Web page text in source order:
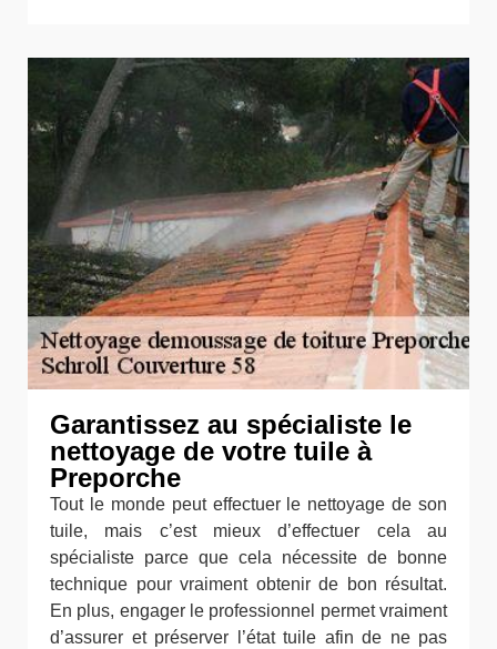
Garantissez au spécialiste le
nettoyage de votre tuile à
Preporche
Tout le monde peut effectuer le nettoyage de son
tuile, mais c’est mieux d’effectuer cela au
spécialiste parce que cela nécessite de bonne
technique pour vraiment obtenir de bon résultat.
En plus, engager le professionnel permet vraiment
d’assurer et préserver l’état tuile afin de ne pas